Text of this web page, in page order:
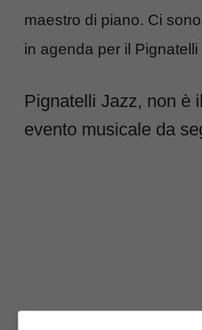
maestro di piano. Ci
in agenda per il Pignatelli
Pignatelli Jazz, non è
evento musicale da